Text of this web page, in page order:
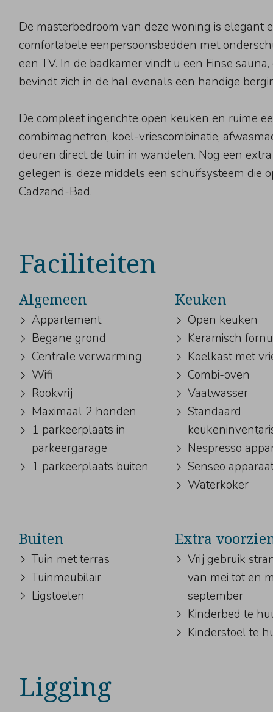
De masterbedroom van deze woning is elegant
comfortabele eenpersoonsbedden met
een TV. In de badkamer vindt u een Finse
bevindt zich in de hal evenals een handige
De compleet ingerichte open keuken en ruime
combimagnetron, koel-vriescombinatie,
deuren direct de tuin in wandelen. Nog een
gelegen is, deze middels een schuifsysteem
Cadzand-Bad.
Faciliteiten
Algemeen
Appartement
Begane grond
Centrale verwarming
Wifi
Rookvrij
Maximaal 2 honden
1 parkeerplaats in
parkeergarage
1 parkeerplaats buiten
Keuken
Open keuken
Keramisch
Koelkast met
Combi-oven
Vaatwasser
Standaard
Nespresso
Senseo
Waterkoker
Buiten
Tuin met terras
Tuinmeubilair
Ligstoelen
Extra
Vrij gebruik
van mei tot en
september
Kinderbed te
Kinderstoel te
Ligging